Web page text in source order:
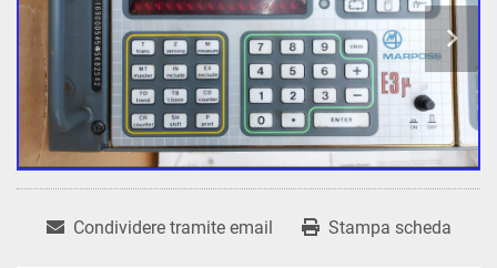
Condividere tramite email Stampa scheda